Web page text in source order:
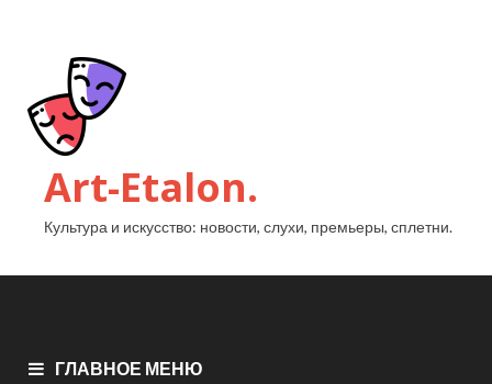
Art-Etalon.
Культура и искусство: новости, слухи, премьеры, сплетни.
ГЛАВНОЕ МЕНЮ